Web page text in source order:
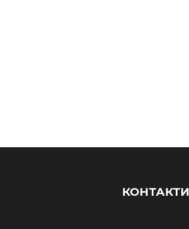
КОНТАКТИ